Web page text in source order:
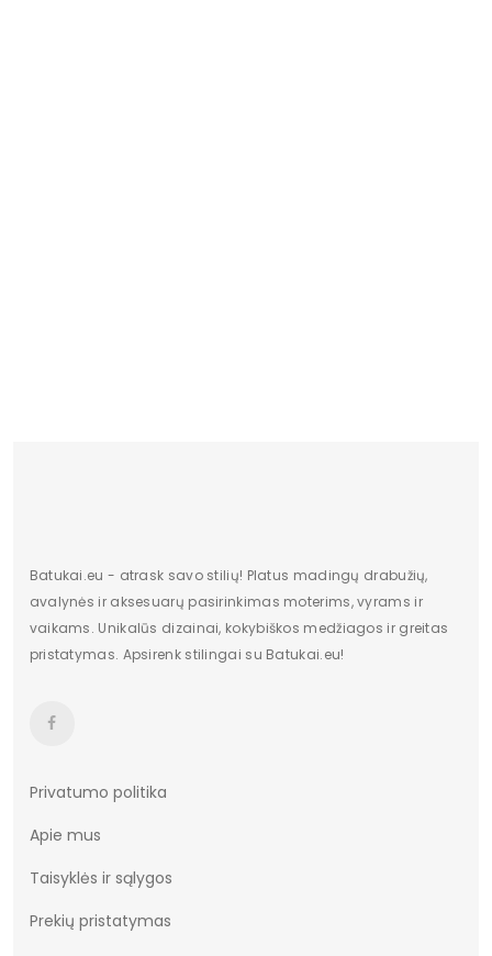
Batukai.eu - atrask savo stilių! Platus madingų drabužių,
avalynės ir aksesuarų pasirinkimas moterims, vyrams ir
vaikams. Unikalūs dizainai, kokybiškos medžiagos ir greitas
pristatymas. Apsirenk stilingai su Batukai.eu!
Privatumo politika
Apie mus
Taisyklės ir sąlygos
Prekių pristatymas